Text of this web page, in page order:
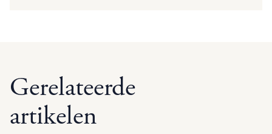
Gerelateerde
artikelen